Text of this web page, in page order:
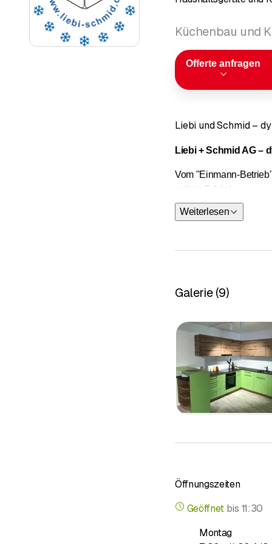
Küchenbau und
Offerte anfragen
Liebi und Schmid –
Liebi + Schmid AG –
Vom "Einmann-
vollem Erfolg!
Nach 20 Jahren hat
Egal ob Miele,
finden Sie nicht nur
neuen Küche
Weiterlesen
Galerie (9)
Öffnungszeiten
Geöffnet bis 11:30
Montag